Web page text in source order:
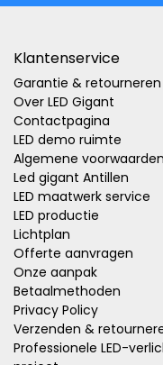
Klantenservice
Garantie & retourneren
Over LED Gigant
Contactpagina
LED demo ruimte
Algemene voorwaarden
Led gigant Antillen
LED maatwerk service
LED productie
Lichtplan
Offerte aanvragen
Onze aanpak
Betaalmethoden
Privacy Policy
Verzenden &
Professionele LED-